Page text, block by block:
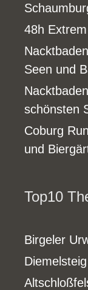
48h
Seen und
schönsten
Coburg
und
Top10
Birgeler
Diemelsteig